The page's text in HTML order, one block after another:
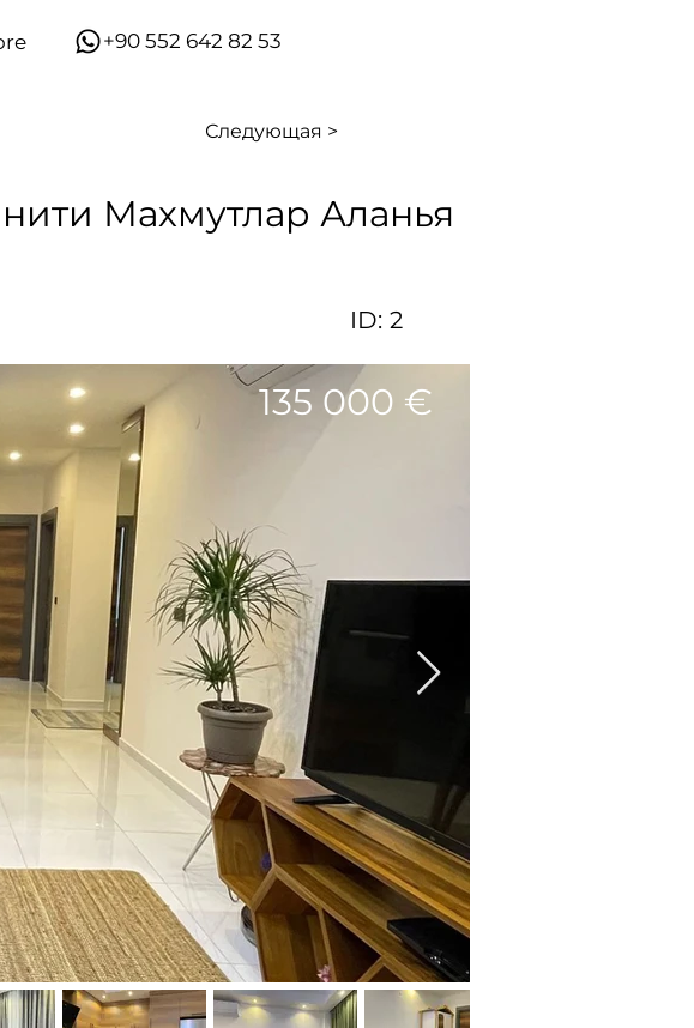
​​+90 552 642 82 53
Следующая >
Махмутлар Аланья
ID: 2
135 000 €